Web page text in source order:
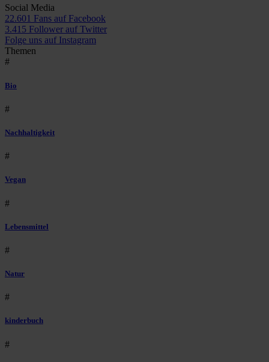
Social Media
22.601 Fans auf Facebook
3.415 Follower auf Twitter
Folge uns auf Instagram
Themen
#
Bio
#
Nachhaltigkeit
#
Vegan
#
Lebensmittel
#
Natur
#
kinderbuch
#